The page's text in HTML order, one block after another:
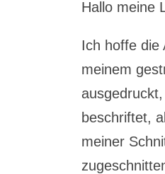
Hallo meine
Ich hoffe die
meinem
beschriftet,
meiner